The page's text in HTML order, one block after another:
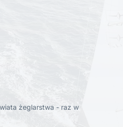
żeglarstwa - raz w